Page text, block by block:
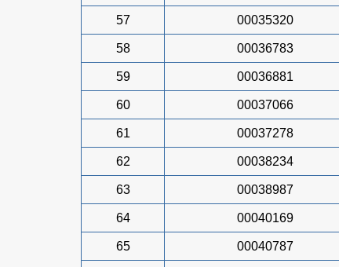
57 00035320
58 00036783
59 00036881
60 00037066
61 00037278
62 00038234
63 00038987
64 00040169
65 00040787